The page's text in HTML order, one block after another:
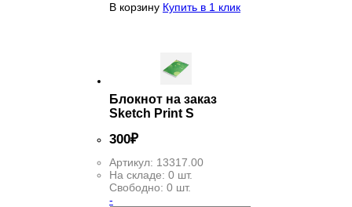
В корзину Купить в 1 клик
Блокнот на заказ
Sketch Print S
300₽
Артикул: 13317.00
На складе: 0 шт.
Свободно: 0 шт.
-